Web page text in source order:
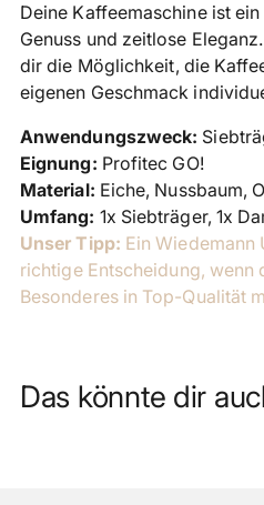
den
Warenkorb
legen
Deine Kaffeemaschine ist
Genuss und zeitlose
dir die Möglichkeit, die
eigenen Geschmack
Anwendungszweck:
Eignung: Profitec GO!
Material: Eiche, Nussbaum,
Umfang: 1x Siebträger, 1x
Unser Tipp: Ein Wiedemann
richtige Entscheidung, wenn
Besonderes in Top-Qualität
Das könnte dir